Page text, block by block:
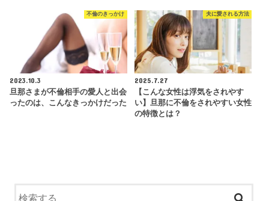
不倫のきっかけ
2023.10.3
旦那さまが不倫相手の愛人と出会
ったのは、こんなきっかけだった
夫に愛される方法
2025.7.27
【こんな女性は浮気をされやす
い】旦那に不倫をされやすい女性
の特徴とは？